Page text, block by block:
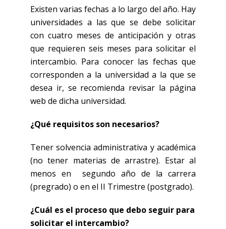
Existen varias fechas a lo largo del año. Hay
universidades a las que se debe solicitar
con cuatro meses de anticipación y otras
que requieren seis meses para solicitar el
intercambio. Para conocer las fechas que
corresponden a la universidad a la que se
desea ir, se recomienda revisar la página
web de dicha universidad.
¿Qué requisitos son necesarios?
Tener solvencia administrativa y académica
(no tener materias de arrastre). Estar al
menos en segundo año de la carrera
(pregrado) o en el II Trimestre (postgrado).
¿Cuál es el proceso que debo seguir para
solicitar el intercambio?